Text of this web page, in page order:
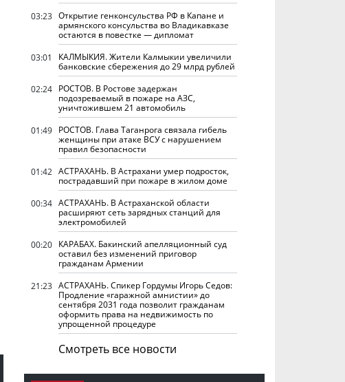
03:23 Открытие генконсульства РФ в Капане и
армянского консульства во Владикавказе
остаются в повестке — дипломат
03:01
КАЛМЫКИЯ. Жители Калмыкии увеличили
банковские сбережения до 29 млрд рублей
02:24 РОСТОВ. В Ростове задержан
подозреваемый в пожаре на АЗС,
уничтожившем 21 автомобиль
01:49 РОСТОВ. Глава Таганрога связала гибель
женщины при атаке ВСУ с нарушением
правил безопасности
01:42 АСТРАХАНЬ. В Астрахани умер подросток,
пострадавший при пожаре в жилом доме
00:34 АСТРАХАНЬ. В Астраханской области
расширяют сеть зарядных станций для
электромобилей
00:20 КАРАБАХ. Бакинский апелляционный суд
оставил без изменений приговор
гражданам Армении
21:23 АСТРАХАНЬ. Спикер Гордумы Игорь Седов:
Продление «гаражной амнистии» до
сентября 2031 года позволит гражданам
оформить права на недвижимость по
упрощенной процедуре
Смотреть все новости